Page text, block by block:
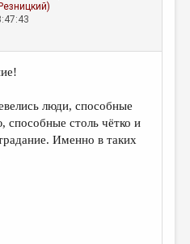
люди, способные
способные столь чётко и
Именно в таких